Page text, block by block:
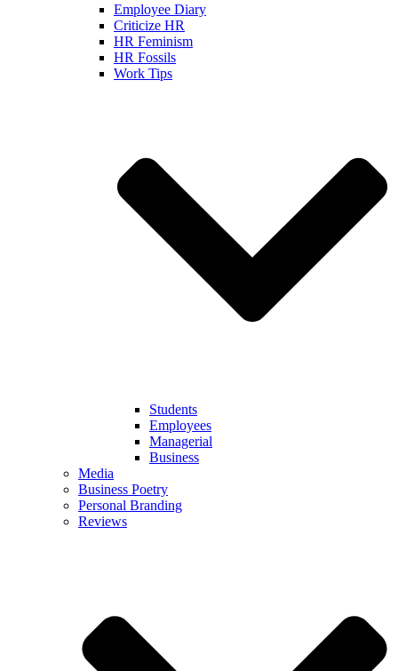
Employee Diary
Criticize HR
HR Feminism
HR Fossils
Work Tips
Students
Employees
Managerial
Business
Media
Business Poetry
Personal Branding
Reviews